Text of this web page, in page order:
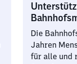
Die
Jahren
für alle und